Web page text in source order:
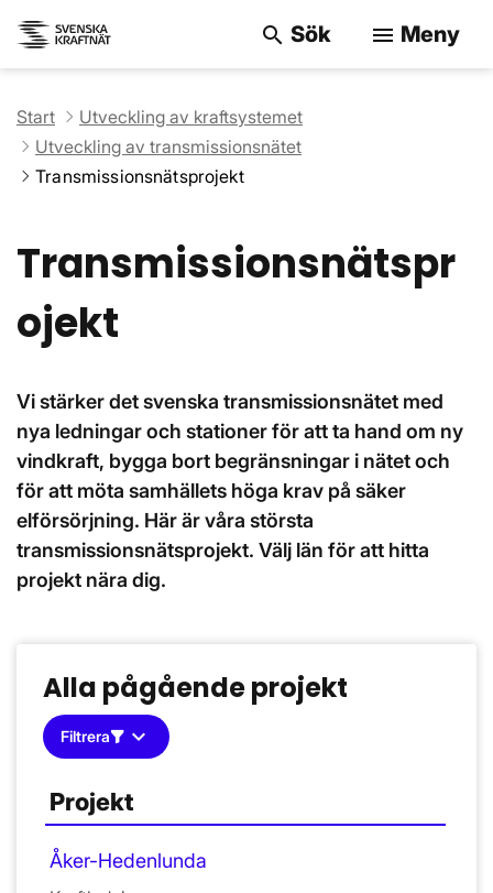
search Sök menu Meny
Start
Utveckling av kraftsystemet
Utveckling av transmissionsnätet
Transmissionsnätsprojekt
Transmissionsnätspr
ojekt
Vi stärker det svenska transmissionsnätet med
nya ledningar och stationer för att ta hand om ny
vindkraft, bygga bort begränsningar i nätet och
för att möta samhällets höga krav på säker
elförsörjning. Här är våra största
transmissionsnätsprojekt. Välj län för att hitta
projekt nära dig.
Alla pågående projekt
Filtrera keyboard_arrow_down
Projekt
Åker-Hedenlunda